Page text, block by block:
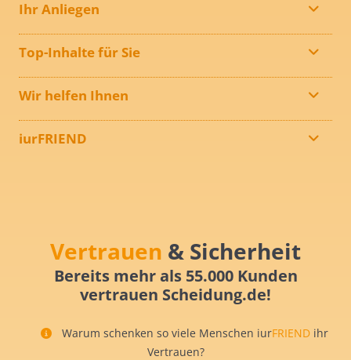
Ihr Anliegen
Top-Inhalte für Sie
Wir helfen Ihnen
iurFRIEND
Vertrauen & Sicherheit
Bereits mehr als 55.000 Kunden
vertrauen Scheidung.de!
Warum schenken so viele Menschen iurFRIEND ihr
Vertrauen?